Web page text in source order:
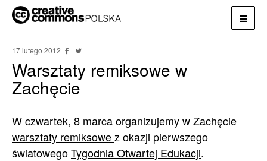
17 lutego 2012
Warsztaty remiksowe w
Zachęcie
W czwartek, 8 marca organizujemy w Zachęcie
warsztaty remiksowez okazji pierwszego
światowegoTygodnia Otwartej Edukacji.